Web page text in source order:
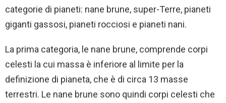
categorie di pianeti: nane brune, super-Terre, pianeti
giganti gassosi, pianeti rocciosi e pianeti nani.
La prima categoria, le nane brune, comprende corpi
celesti la cui massa è inferiore al limite per la
definizione di pianeta, che è di circa 13 masse
terrestri. Le nane brune sono quindi corpi celesti che